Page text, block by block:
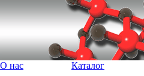
О нас Каталог